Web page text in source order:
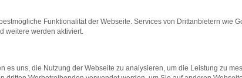
Funktionalität der Webseite. Services von Drittanbietern wie
weitere werden aktiviert.
es uns, die Nutzung der Webseite zu analysieren, um die Leistung zu